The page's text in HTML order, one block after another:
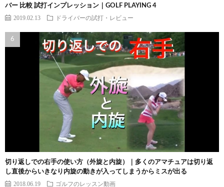
バー 比較 試打インプレッション｜GOLF PLAYING 4
2019.02.13 ドライバーの試打・レビュー
切り返しでの右手の使い方（外旋と内旋）｜多くのアマチュアは切り返
し直後からいきなり内旋の動きが入ってしまうからミスが出る
2018.06.19 ゴルフのレッスン動画